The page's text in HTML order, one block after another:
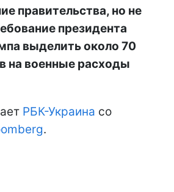
правительства, но не
президента
выделить около 70
на военные расходы
РБК-Украина со
.